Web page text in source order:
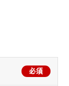
必須